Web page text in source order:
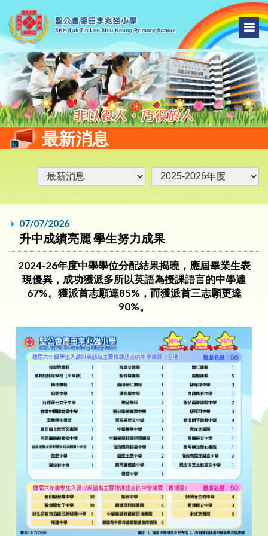
最新消息
07/07/2026
升中成績亮麗 學生努力成果
2024-26年度中學學位分配結果揭曉，應屆畢業生表
現優異，成功獲派多所以英語為授課語言的中學達
67%。獲派首志願達85%，而獲派首三志願更達
90%。